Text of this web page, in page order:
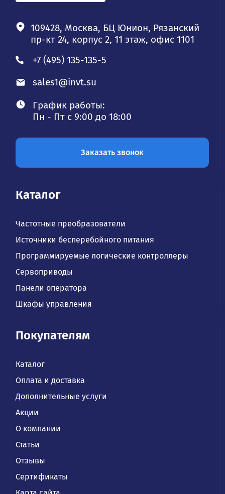
109428, Москва, БЦ Юнион, Рязанский
пр-кт 24, корпус 2, 11 этаж, офис 1101
+7 (495) 135-135-5
sales1@invt.su
График работы:
Пн - Пт с 9:00 до 18:00
Заказать звонок
Каталог
Частотные преобразователи
Источники бесперебойного питания
Программируемые логические контроллеры
Сервоприводы
Панели оператора
Шкафы управления
Покупателям
Каталог
Оплата и доставка
Дополнительные услуги
Акции
О компании
Статьи
Отзывы
Сертификаты